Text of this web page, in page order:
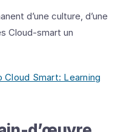
d’une culture, d’une
Cloud-smart un
Cloud Smart: Learning